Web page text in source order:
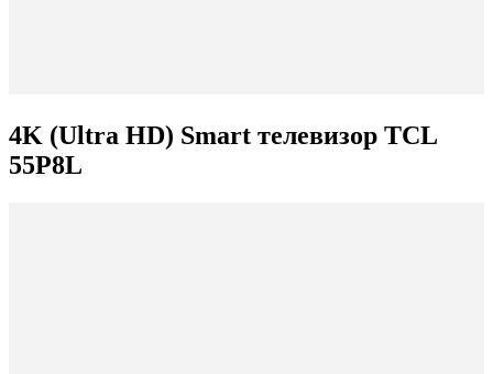
4K (Ultra HD) Smart телевизор TCL
55P8L